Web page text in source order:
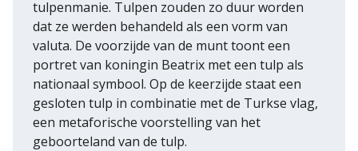
tulpenmanie. Tulpen zouden zo duur worden
dat ze werden behandeld als een vorm van
valuta. De voorzijde van de munt toont een
portret van koningin Beatrix met een tulp als
nationaal symbool. Op de keerzijde staat een
gesloten tulp in combinatie met de Turkse vlag,
een metaforische voorstelling van het
geboorteland van de tulp.